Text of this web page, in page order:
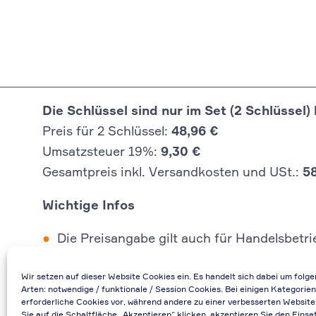
Wir setzen auf dieser Website Cookies ein. Es handelt sich dabei um
Arten: notwendige / funktionale / Session Cookies. Bei einigen
erforderliche Cookies vor, während andere zu einer verbesserten Website
Die Schlüssel sind nur im Set (2
Preis für 2 Schlüssel: 48,96 €
Umsatzsteuer 19%: 9,30 €
Gesamtpreis inkl. Versandkosten und USt.:
Wichtige Infos
Die Preisangabe gilt auch für
Bei Rückfragen können Sie uns über die
Bei Angabe von USt-IdNr und